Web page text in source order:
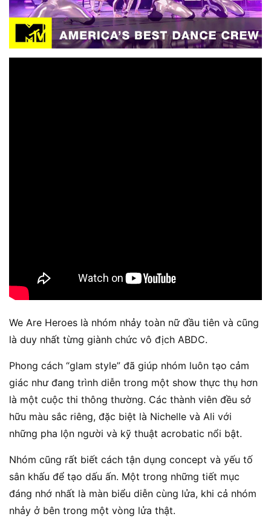
We Are Heroes là nhóm nhảy toàn nữ đầu tiên và cũng
là duy nhất từng giành chức vô địch ABDC.
Phong cách “glam style” đã giúp nhóm luôn tạo cảm
giác như đang trình diễn trong một show thực thụ hơn
là một cuộc thi thông thường. Các thành viên đều sở
hữu màu sắc riêng, đặc biệt là Nichelle và Ali với
những pha lộn người và kỹ thuật acrobatic nổi bật.
Nhóm cũng rất biết cách tận dụng concept và yếu tố
sân khấu để tạo dấu ấn. Một trong những tiết mục
đáng nhớ nhất là màn biểu diễn cùng lửa, khi cả nhóm
nhảy ở bên trong một vòng lửa thật.